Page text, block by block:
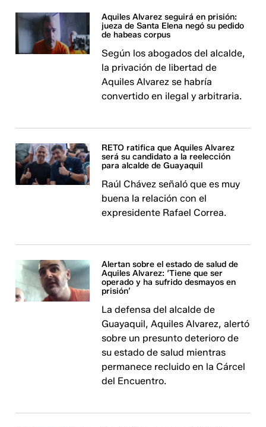
Aquiles Alvarez seguirá en prisión:
jueza de Santa Elena negó su pedido
de habeas corpus
Según los abogados del alcalde,
la privación de libertad de
Aquiles Alvarez se habría
convertido en ilegal y arbitraria.
RETO ratifica que Aquiles Alvarez
será su candidato a la reelección
para alcalde de Guayaquil
Raúl Chávez señaló que es muy
buena la relación con el
expresidente Rafael Correa.
Alertan sobre el estado de salud de
Aquiles Alvarez: ‘Tiene que ser
operado y ha sufrido desmayos en
prisión’
La defensa del alcalde de
Guayaquil, Aquiles Alvarez, alertó
sobre un presunto deterioro de
su estado de salud mientras
permanece recluido en la Cárcel
del Encuentro.